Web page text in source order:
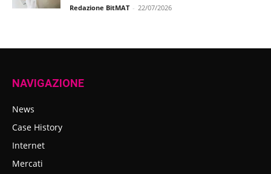
Redazione BitMAT - 22/07/2026
NAVIGAZIONE
News
Case History
Internet
Mercati